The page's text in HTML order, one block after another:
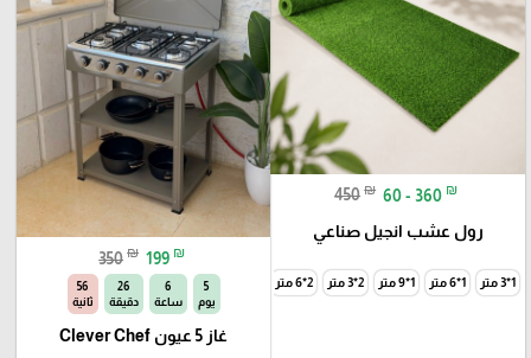
450 ₪ 60 - 360 ₪
رول عشب انجيل صناعي
1*3 متر 1*6 متر 1*9 متر 2*3 متر 2*6 متر
350 ₪ 199 ₪
5
يوم
6
ساعة
26
دقيقة
54
ثانية
غاز 5 عيون Clever Chef